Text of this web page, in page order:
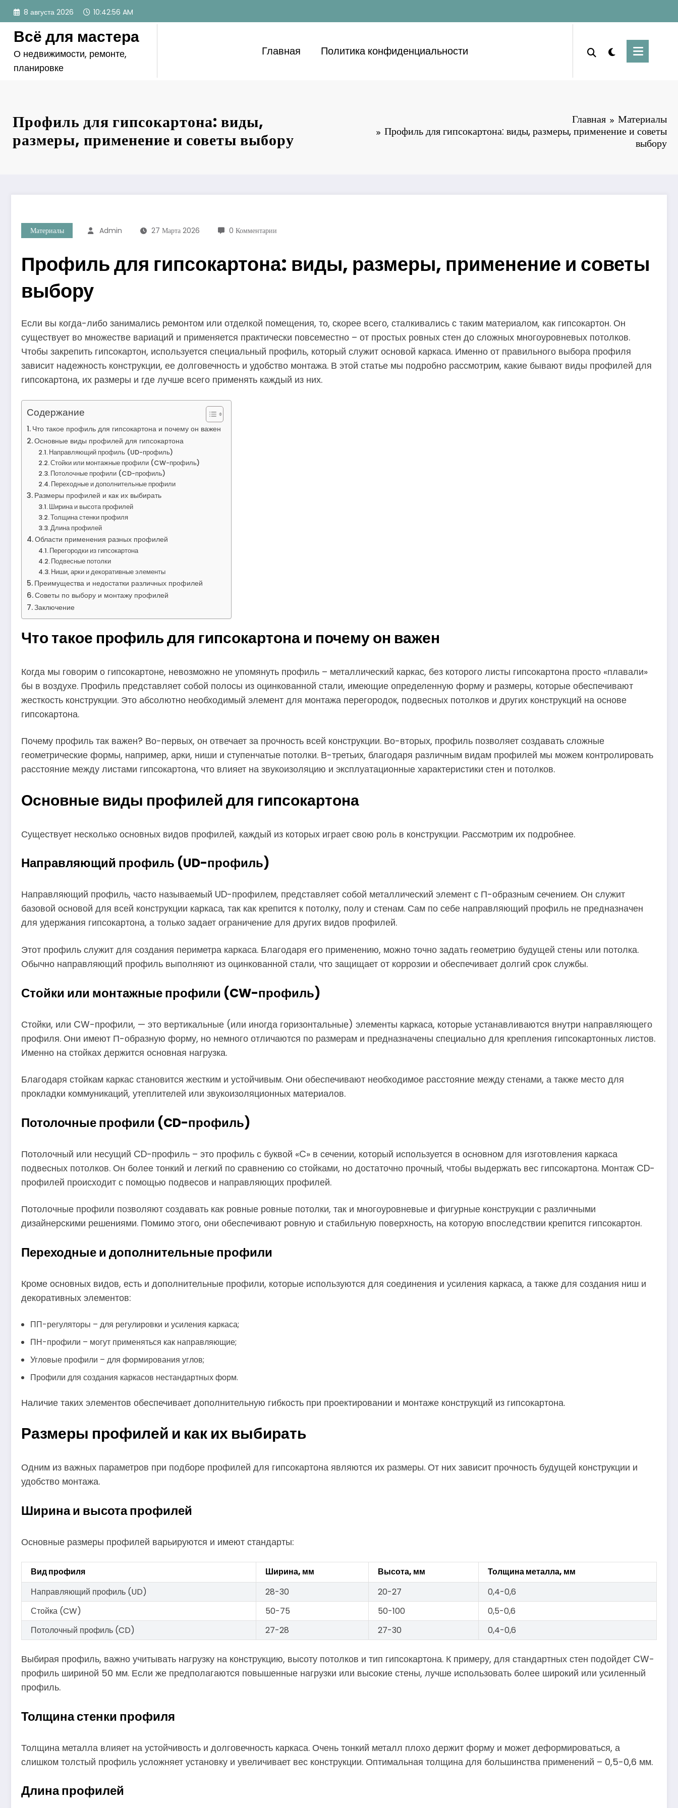
Перейти
содержимому
8 августа 2026 10:42:57 AM
Всё для мастера
О недвижимости, ремонте,
планировке
Главная Политика конфиденциальности
Профиль для гипсокартона: виды,
размеры, применение и советы выбору
Главная
Материалы
Профиль для гипсокартона: виды, размеры, применение и советы
выбору
Материалы Admin 27 Марта 2026 0 Комментарии
Профиль для гипсокартона: виды, размеры, применение и советы
выбору
Если вы когда-либо занимались ремонтом или отделкой помещения, то, скорее всего, сталкивались с таким материалом, как гипсокартон. Он
существует во множестве вариаций и применяется практически повсеместно – от простых ровных стен до сложных многоуровневых потолков.
Чтобы закрепить гипсокартон, используется специальный профиль, который служит основой каркаса. Именно от правильного выбора профиля
зависит надежность конструкции, ее долговечность и удобство монтажа. В этой статье мы подробно рассмотрим, какие бывают виды профилей для
гипсокартона, их размеры и где лучше всего применять каждый из них.
Содержание
Что такое профиль для гипсокартона и почему он важен
Основные виды профилей для гипсокартона
Направляющий профиль (UD-профиль)
Стойки или монтажные профили (CW-профиль)
Потолочные профили (CD-профиль)
Переходные и дополнительные профили
Размеры профилей и как их выбирать
Ширина и высота профилей
Толщина стенки профиля
Длина профилей
Области применения разных профилей
Перегородки из гипсокартона
Подвесные потолки
Ниши, арки и декоративные элементы
Преимущества и недостатки различных профилей
Советы по выбору и монтажу профилей
Заключение
Что такое профиль для гипсокартона и почему он важен
Когда мы говорим о гипсокартоне, невозможно не упомянуть профиль – металлический каркас, без которого листы гипсокартона просто «плавали»
бы в воздухе. Профиль представляет собой полосы из оцинкованной стали, имеющие определенную форму и размеры, которые обеспечивают
жесткость конструкции. Это абсолютно необходимый элемент для монтажа перегородок, подвесных потолков и других конструкций на основе
гипсокартона.
Почему профиль так важен? Во-первых, он отвечает за прочность всей конструкции. Во-вторых, профиль позволяет создавать сложные
геометрические формы, например, арки, ниши и ступенчатые потолки. В-третьих, благодаря различным видам профилей мы можем контролировать
расстояние между листами гипсокартона, что влияет на звукоизоляцию и эксплуатационные характеристики стен и потолков.
Основные виды профилей для гипсокартона
Существует несколько основных видов профилей, каждый из которых играет свою роль в конструкции. Рассмотрим их подробнее.
Направляющий профиль (UD-профиль)
Направляющий профиль, часто называемый UD-профилем, представляет собой металлический элемент с П-образным сечением. Он служит
базовой основой для всей конструкции каркаса, так как крепится к потолку, полу и стенам. Сам по себе направляющий профиль не предназначен
для удержания гипсокартона, а только задает ограничение для других видов профилей.
Этот профиль служит для создания периметра каркаса. Благодаря его применению, можно точно задать геометрию будущей стены или потолка.
Обычно направляющий профиль выполняют из оцинкованной стали, что защищает от коррозии и обеспечивает долгий срок службы.
Стойки или монтажные профили (CW-профиль)
Стойки, или CW-профили, — это вертикальные (или иногда горизонтальные) элементы каркаса, которые устанавливаются внутри направляющего
профиля. Они имеют П-образную форму, но немного отличаются по размерам и предназначены специально для крепления гипсокартонных листов.
Именно на стойках держится основная нагрузка.
Благодаря стойкам каркас становится жестким и устойчивым. Они обеспечивают необходимое расстояние между стенами, а также место для
прокладки коммуникаций, утеплителей или звукоизоляционных материалов.
Потолочные профили (CD-профиль)
Потолочный или несущий CD-профиль – это профиль с буквой «C» в сечении, который используется в основном для изготовления каркаса
подвесных потолков. Он более тонкий и легкий по сравнению со стойками, но достаточно прочный, чтобы выдержать вес гипсокартона. Монтаж CD-
профилей происходит с помощью подвесов и направляющих профилей.
Потолочные профили позволяют создавать как ровные ровные потолки, так и многоуровневые и фигурные конструкции с различными
дизайнерскими решениями. Помимо этого, они обеспечивают ровную и стабильную поверхность, на которую впоследствии крепится гипсокартон.
Переходные и дополнительные профили
Кроме основных видов, есть и дополнительные профили, которые используются для соединения и усиления каркаса, а также для создания ниш и
декоративных элементов:
ПП-регуляторы – для регулировки и усиления каркаса;
ПН-профили – могут применяться как направляющие;
Угловые профили – для формирования углов;
Профили для создания каркасов нестандартных форм.
Наличие таких элементов обеспечивает дополнительную гибкость при проектировании и монтаже конструкций из гипсокартона.
Размеры профилей и как их выбирать
Одним из важных параметров при подборе профилей для гипсокартона являются их размеры. От них зависит прочность будущей конструкции и
удобство монтажа.
Ширина и высота профилей
Основные размеры профилей варьируются и имеют стандарты:
Вид профиля Ширина, мм Высота, мм
Толщина металла, мм
Направляющий профиль (UD)
28-30 20-27
0,4-0,6
Стойка (CW)
50-75 50-100
0,5-0,6
Потолочный профиль (CD)
27-28 27-30 0,4-0,6
Выбирая профиль, важно учитывать нагрузку на конструкцию, высоту потолков и тип гипсокартона. К примеру, для стандартных стен подойдет CW-
профиль шириной 50 мм. Если же предполагаются повышенные нагрузки или высокие стены, лучше использовать более широкий или усиленный
профиль.
Толщина стенки профиля
Толщина металла влияет на устойчивость и долговечность каркаса. Очень тонкий металл плохо держит форму и может деформироваться, а
слишком толстый профиль усложняет установку и увеличивает вес конструкции. Оптимальная толщина для большинства применений – 0,5-0,6 мм.
Длина профилей